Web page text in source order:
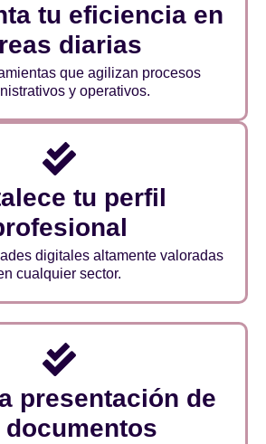
tu eficiencia en
diarias
que agilizan procesos
y operativos.
tu perfil
digitales altamente valoradas
cualquier sector.
presentación de